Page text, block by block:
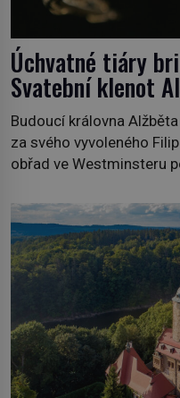
Úchvatné tiáry
Svatební klenot
Budoucí královna
za svého vyvoleného
obřad ve Westminsteru
soukromé kolekce –
„Je to ošklivá špičatá
politik Sir Henry